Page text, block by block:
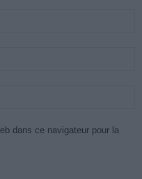
dans ce navigateur pour la